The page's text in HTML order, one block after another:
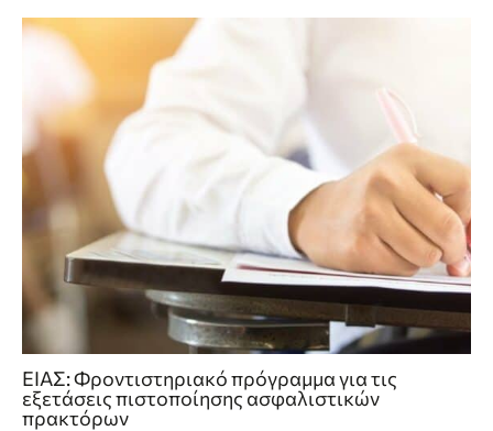
ΕΙΑΣ: Φροντιστηριακό πρόγραμμα για τις
εξετάσεις πιστοποίησης ασφαλιστικών
πρακτόρων